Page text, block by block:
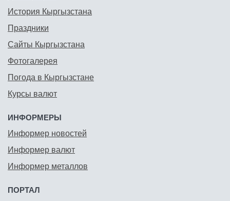
История Кыргызстана
Праздники
Сайты Кыргызстана
Фотогалерея
Погода в Кыргызстане
Курсы валют
ИНФОРМЕРЫ
Информер новостей
Информер валют
Информер металлов
ПОРТАЛ